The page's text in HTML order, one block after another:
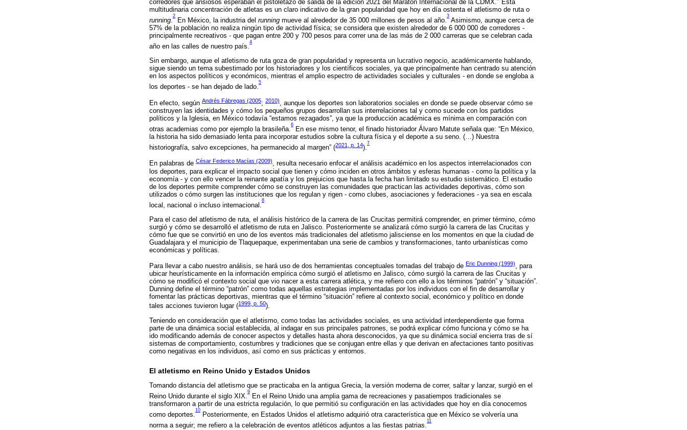
corredores que ansiosos esperaban el pistoletazo de salida de la edición 2021 del Maratón Internacional de la CDMX.
Esta
multitudinaria concentración de atletas es un claro indicativo de la gran popularidad que hoy en día ostenta el atletismo de ruta o
running.
2
En México, la industria del running mueve al alrededor de 35 000 millones de pesos al año.
3
Asimismo, aunque cerca de
57% de la población no realiza ningún tipo de actividad física; se considera que existen alrededor de 6 000 000 de corredores -
principalmente recreativos - que pagan entre 200 y 700 pesos para correr una de las más de 2 000 carreras que se celebran cada
año en las calles de nuestro país.
4
Sin embargo, aunque el atletismo de ruta goza de gran popularidad y representa un lucrativo negocio, académicamente hablando,
sigue siendo un tema subestimado por los historiadores y los científicos sociales, ya que principalmente han centrado su atención
en los aspectos políticos y económicos, mientras el amplio espectro de actividades sociales y culturales - en donde se engloba a
los deportes - se han dejado de lado.
5
En efecto, según Andrés Fábregas (2005; 2010), aunque los deportes son laboratorios sociales en donde se puede observar cómo se
construyen las identidades y cómo los pequeños grupos desarrollan sus interrelaciones tal y como sucede con los partidos
políticos y la Iglesia, en México todavía “estamos rezagados”, ya que la producción académica es mínima en comparación con
otras academias como por ejemplo la brasileña.
6
En ese mismo tenor, el finado historiador Álvaro Matute señala que: “En México,
la historia ha sido demasiado lenta para incorporar estudios sobre la cultura física y el deporte a su seno. (…) Nuestra
historiografía, salvo excepciones, ha permanecido al margen” (2021, p. 14).
7
En palabras de César Federico Macías (2009), resulta necesario enfocar el análisis académico en los aspectos interrelacionados con
los deportes, para explicar el impacto social que tienen y cómo inciden en otros ámbitos y esferas humanas - como la política y la
economía - y con ello vencer la reinante apatía y los prejuicios que hasta la fecha han limitado su estudio sistemático. El estudio
de los deportes permite comprender cómo se construyen las comunidades que practican las actividades deportivas, cómo son
utilizados o cómo surgen las instituciones que los regulan y rigen - como clubes, asociaciones y federaciones - ya sea en escala
local, nacional o incluso internacional.
8
Para el caso del atletismo de ruta, el análisis histórico de la carrera de las Crucitas permitirá comprender, en primer término, cómo
surgió y cómo se desarrolló el atletismo de ruta en Jalisco. Posteriormente se analizará cómo surgió la carrera de las Crucitas y
cómo fue que se convirtió en uno de los eventos más tradicionales del atletismo jalisciense en los momentos en que la ciudad de
Guadalajara y el municipio de Tlaquepaque, experimentaban una serie de cambios y transformaciones, tanto urbanísticas como
económicas y políticas.
Para llevar a cabo nuestro análisis, se hará uso de dos herramientas conceptuales tomadas del trabajo de Eric Dunning (1999), para
ubicar heurísticamente en la información empírica cómo surgió el atletismo en Jalisco, cómo surgió la carrera de las Crucitas y
cómo se modificó el contexto social que vio nacer a esta carrera atlética, y me refiero con ello a los términos “patrón” y “situación”.
Dunning define el término “patrón” como todas aquellas estrategias implementadas por los individuos con el fin de desarrollar y
fomentar las prácticas deportivas, mientras que el término “situación” refiere al contexto social, económico y político en donde
tales acciones tuvieron lugar (1999, p. 50).
Teniendo en consideración que el atletismo, como todas las actividades sociales, es una actividad interdependiente que forma
parte de una dinámica social establecida, al indagar en sus principales patrones, se podrá explicar cómo funciona y cómo se ha
ido modificando además de conocer aspectos y detalles hasta ahora desconocidos, ya que su dinámica social encierra tras de sí
sistemas de comportamiento, costumbres y tradiciones que se conjugan entre ellas y que derivan en afectaciones tanto positivas
como negativas en los individuos, así como en sus prácticas y entornos.
El atletismo en Reino Unido y Estados Unidos
Tomando distancia del atletismo que se practicaba en la antigua Grecia, la versión moderna de correr, saltar y lanzar, surgió en el
Reino Unido durante el siglo XIX.
9
En el Reino Unido una amplia gama de recreaciones y pasatiempos tradicionales se
transformaron a partir de una estricta regulación, lo que permitió su configuración en las actividades que hoy en día conocemos
como deportes.
10
Posteriormente, en Estados Unidos el atletismo adquirió otra característica que en México se volvería una
norma a seguir; me refiero a la celebración de eventos atléticos adjuntos a las fiestas patrias.
11